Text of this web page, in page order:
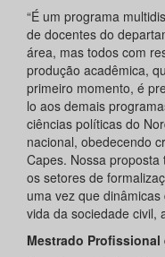
“É um programa
de docentes do
área, mas todos com
produção acadêmica,
primeiro momento, é
lo aos demais
ciências políticas do
nacional, obedecendo
Capes. Nossa
os setores de
uma vez que
vida da sociedade civil,
Mestrado